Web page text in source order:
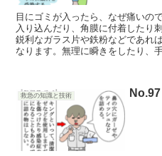
目にゴミが入ったら、なぜ痛いの
入り込んだり、角膜に付着したり
鋭利なガラス片や鉄粉などであれ
なります。無理に瞬きをしたり、
救急の知識と技術